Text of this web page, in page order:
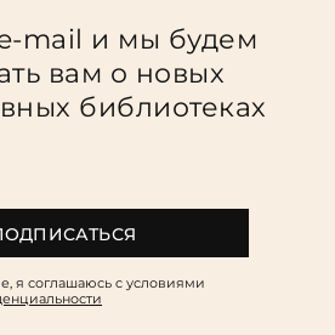
mail и мы будем
вам о новых
библиотеках
я соглашаюсь c условиями